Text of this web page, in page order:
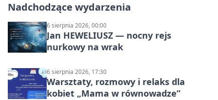
Nadchodzące wydarzenia
6 sierpnia 2026, 00:00
Jan HEWELIUSZ — nocny rejs
nurkowy na wrak
6 sierpnia 2026, 17:30
Warsztaty, rozmowy i relaks dla
kobiet „Mama w równowadze”